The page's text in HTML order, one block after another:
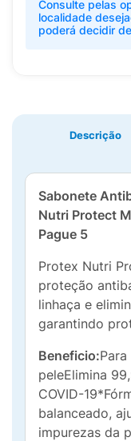
Consulte pelas
localidade
poderá decidir
Descrição
Sabonete
Nutri Protect
Pague 5
Protex Nutri
proteção
linhaça e
garantindo
Beneficio:
peleElimina
COVID-
balanceado,
impurezas da